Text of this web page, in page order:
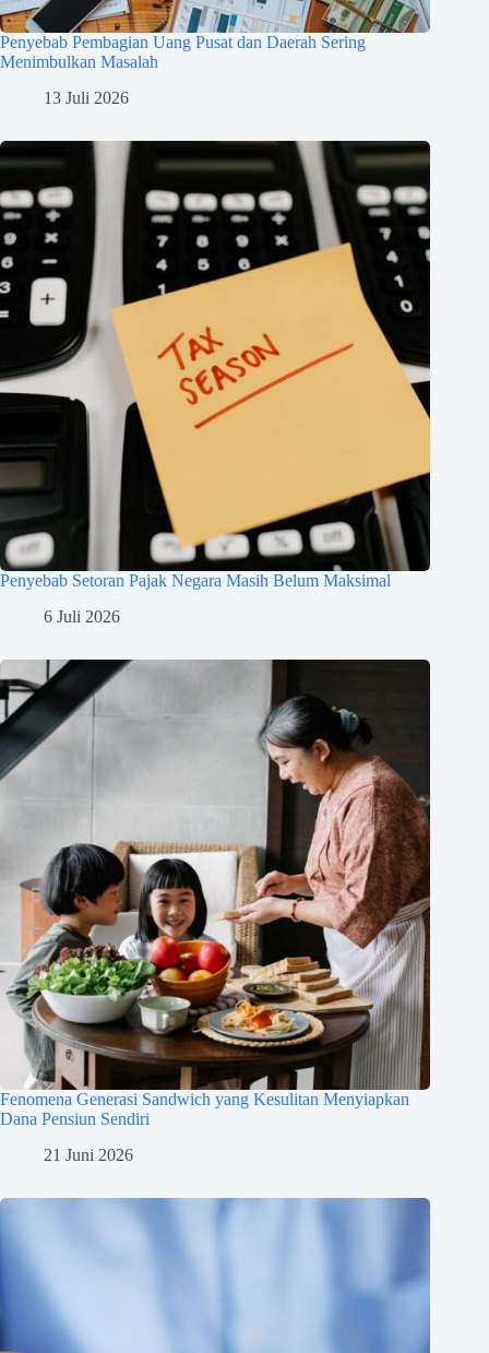
Penyebab Pembagian Uang Pusat dan Daerah Sering
Menimbulkan Masalah
13 Juli 2026
Penyebab Setoran Pajak Negara Masih Belum Maksimal
6 Juli 2026
Fenomena Generasi Sandwich yang Kesulitan Menyiapkan
Dana Pensiun Sendiri
21 Juni 2026